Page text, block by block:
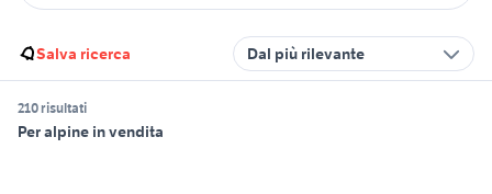
Salva ricerca Dal più rilevante
210 risultati
Per alpine in vendita